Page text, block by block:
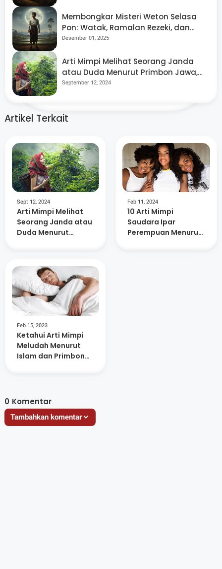
babad.id | Stori Loka
Jawa
babad.id | Stori Loka Jawa merupakan media online
berbasis multimedia dengan konten utama seputar
seni, budaya dan sejarah Jawa. Babad.id juga
membuka ruang opini kepada penulis lepas.
Artikel Terkait
Sept 12, 2024
Arti Mimpi Melihat
Seorang Janda atau
Duda Menurut
Feb 11, 2024
10 Arti Mimpi
Saudara Ipar
Perempuan Menurut
Feb 15, 2023
Ketahui Arti Mimpi
Meludah Menurut
Islam dan Primbon
0 Komentar
Tambahkan komentar
Membongkar Misteri Weton Selasa
Pon: Watak, Ramalan Rezeki, dan
Jodoh Ideal Menurut Kitab Primbon
Desember 01, 2025
Arti Mimpi Melihat Seorang Janda
atau Duda Menurut Primbon Jawa,
Jangan Takut Lur!
September 12, 2024